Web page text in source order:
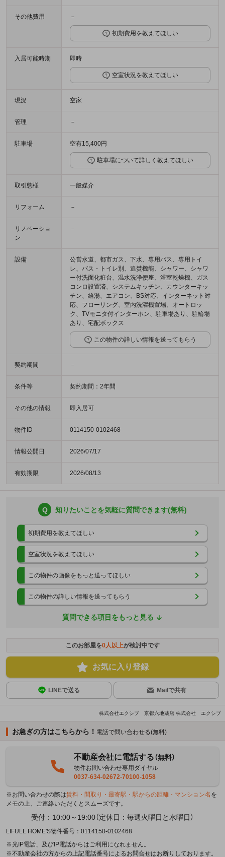
その他費用 －
初期費用を教えてほしい
入居可能時期 即時
空室状況を教えてほしい
現況 空家
管理 －
駐車場 空有15,400円
駐車場について詳しく教えてほしい
取引態様 一般媒介
リフォーム －
リノベーショ
ン
－
設備
公営水道、都市ガス、下水、専用バス、専用トイ
レ、バス・トイレ別、追焚機能、シャワー、シャワ
ー付洗面化粧台、温水洗浄便座、浴室乾燥機、ガス
コンロ設置済、システムキッチン、カウンターキッ
チン、給湯、エアコン、BS対応、インターネット対
応、フローリング、室内洗濯機置場、オートロッ
ク、TVモニタ付インターホン、駐車場あり、駐輪場
あり、宅配ボックス
この物件の詳しい情報を送ってもらう
契約期間 －
条件等 契約期間：2年間
その他の情報 即入居可
物件ID 0114150-0102468
情報公開日 2026/07/17
有効期限 2026/08/13
Q 知りたいことを気軽に質問できます(無料)
初期費用を教えてほしい
空室状況を教えてほしい
この物件の画像をもっと送ってほしい
この物件の詳しい情報を送ってもらう
質問できる項目をもっと見る
このお部屋を0人以上が検討中です
お気に入り登録
LINEで送る Mailで共有
株式会社エクシブ 京都六地蔵店 株式会社 エクシブ
お急ぎの方はこちらから！ 電話で問い合わせる(無料)
不動産会社に電話する（無料）
物件お問い合わせ専用ダイヤル
0037-634-02672-70100-1058
※お問い合わせの際は賃料・間取り・最寄駅・駅からの距離・マンション名 を
メモの上、ご連絡いただくとスムーズです。
受付：10:00～19:00（定休日：毎週火曜日と水曜日）
LIFULL HOME'S物件番号：0114150-0102468
※光IP電話、及びIP電話からはご利用になれません。
※不動産会社の方からの上記電話番号によるお問合せはお断りしております。